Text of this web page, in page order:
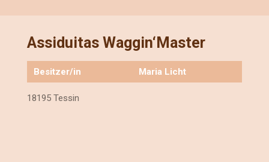
Assiduitas Waggin‘Master
Besitzer/in Maria Licht
18195 Tessin